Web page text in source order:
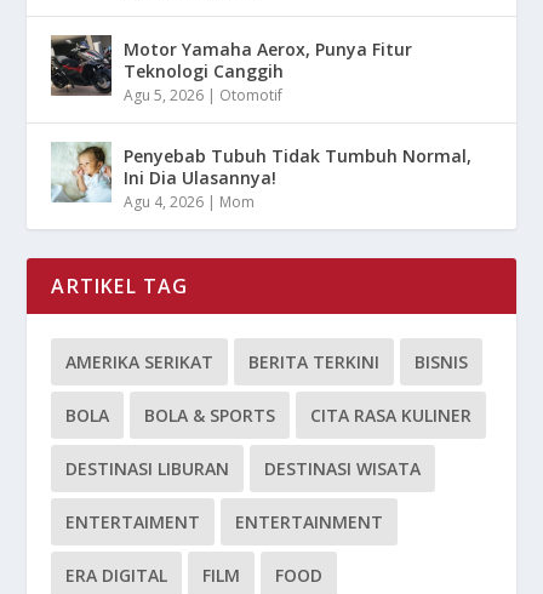
Motor Yamaha Aerox, Punya Fitur
Teknologi Canggih
Agu 5, 2026 | Otomotif
Penyebab Tubuh Tidak Tumbuh Normal,
Ini Dia Ulasannya!
Agu 4, 2026 | Mom
ARTIKEL TAG
AMERIKA SERIKAT BERITA TERKINI BISNIS
BOLA BOLA & SPORTS CITA RASA KULINER
DESTINASI LIBURAN DESTINASI WISATA
ENTERTAIMENT ENTERTAINMENT
ERA DIGITAL FILM FOOD